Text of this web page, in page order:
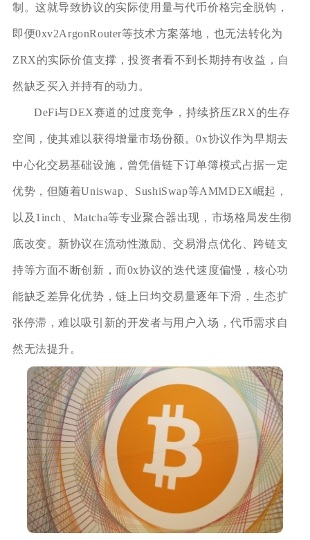
制。这就导致协议的实际使用量与代币价格完全脱钩，
即便0xv2ArgonRouter等技术方案落地，也无法转化为
ZRX的实际价值支撑，投资者看不到长期持有收益，自
然缺乏买入并持有的动力。
DeFi与DEX赛道的过度竞争，持续挤压ZRX的生存
空间，使其难以获得增量市场份额。0x协议作为早期去
中心化交易基础设施，曾凭借链下订单簿模式占据一定
优势，但随着Uniswap、SushiSwap等AMMDEX崛起，
以及1inch、Matcha等专业聚合器出现，市场格局发生彻
底改变。新协议在流动性激励、交易滑点优化、跨链支
持等方面不断创新，而0x协议的迭代速度偏慢，核心功
能缺乏差异化优势，链上日均交易量逐年下滑，生态扩
张停滞，难以吸引新的开发者与用户入场，代币需求自
然无法提升。